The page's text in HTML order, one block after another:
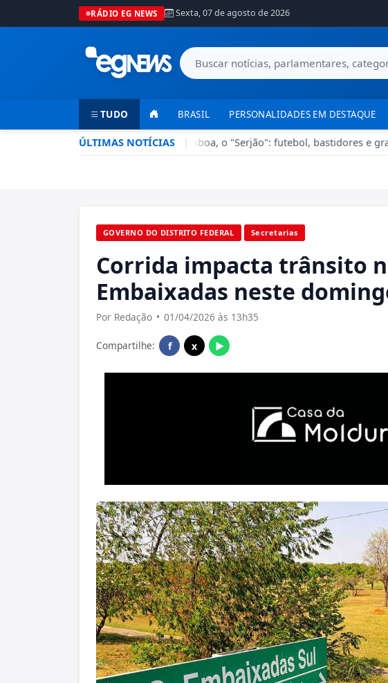
RÁDIO EG NEWS Sexta, 07 de agosto de 2026
TUDO BRASIL PERSONALIDADES EM DESTAQUE
ÚLTIMAS NOTÍCIAS |
Esporte em Ação recebe Sérgio Lisboa, o "Serjão": futebol, bastidores e
GOVERNO DO DISTRITO FEDERAL Secretarias
Corrida impacta trânsito
Embaixadas neste
Por Redação • 01/04/2026 às 13h35
Compartilhe: f x ▶